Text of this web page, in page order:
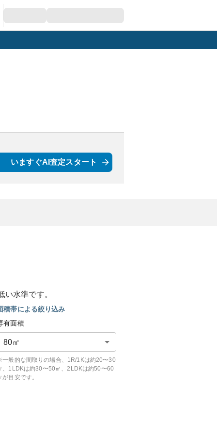
いますぐAI査定スタート
い水準です。
積帯による絞り込み
有面積
80㎡
般的な間取りの場合、1R/1Kは約20〜30
、1LDKは約30〜50㎡、2LDKは約50〜60
が目安です。